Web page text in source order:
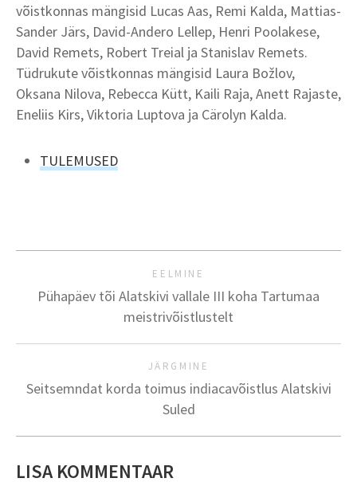
võistkonnas mängisid Lucas Aas, Remi Kalda, Mattias-
Sander Järs, David-Andero Lellep, Henri Poolakese,
David Remets, Robert Treial ja Stanislav Remets.
Tüdrukute võistkonnas mängisid Laura Božlov,
Oksana Nilova, Rebecca Kütt, Kaili Raja, Anett Rajaste,
Eneliis Kirs, Viktoria Luptova ja Cärolyn Kalda.
TULEMUSED
EELMINE
Pühapäev tõi Alatskivi vallale III koha Tartumaa
meistrivõistlustelt
JÄRGMINE
Seitsemndat korda toimus indiacavõistlus Alatskivi
Suled
LISA KOMMENTAAR